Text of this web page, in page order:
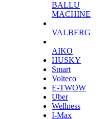
BALLU
MACHINE
VALBERG
AIKO
HUSKY
Smart
Volteco
E-TWOW
Uber
Wellness
I-Max